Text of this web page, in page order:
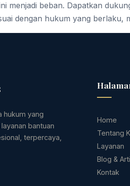
menjadi beban. Dapatkan
dengan hukum yang berlaku,
hukum yang
bantuan
terpercaya,
Home
Tentang
Layanan
Blog &
Kontak